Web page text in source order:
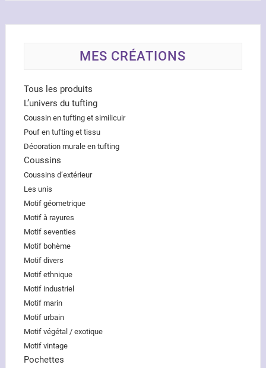
MES CRÉATIONS
Tous les produits
L’univers du tufting
Coussin en tufting et similicuir
Pouf en tufting et tissu
Décoration murale en tufting
Coussins
Coussins d’extérieur
Les unis
Motif géometrique
Motif à rayures
Motif seventies
Motif bohème
Motif divers
Motif ethnique
Motif industriel
Motif marin
Motif urbain
Motif végétal / exotique
Motif vintage
Pochettes